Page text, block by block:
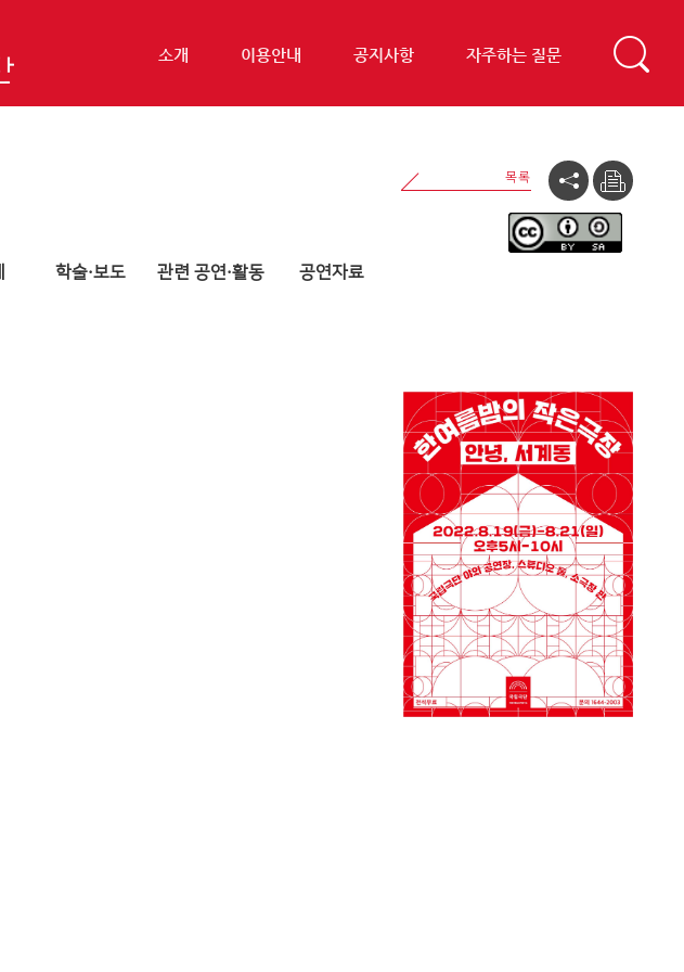
소개 이용안내 공지사항 자주하는 질문
학술·보도 관련 공연·활동 공연자료